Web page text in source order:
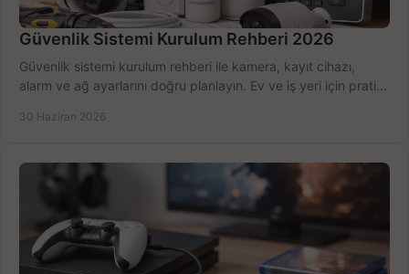
Güvenlik Sistemi Kurulum Rehberi 2026
Güvenlik sistemi kurulum rehberi ile kamera, kayıt cihazı,
alarm ve ağ ayarlarını doğru planlayın. Ev ve iş yeri için pratik
30 Haziran 2026